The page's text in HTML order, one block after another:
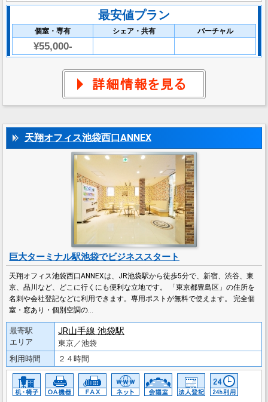
最安値プラン
個室・専有 シェア・共有 バーチャル
¥55,000-
天翔オフィス池袋西口ANNEX
巨大ターミナル駅池袋でビジネススタート
天翔オフィス池袋西口ANNEXは、JR池袋駅から徒歩5分で、新宿、渋谷、東
京、品川など、どこに行くにも便利な立地です。 「東京都豊島区」の住所を
名刺や会社登記などに利用できます。専用ポストが無料で使えます。 完全個
室・窓あり・個別空調の…
最寄駅
エリア
JR山手線 池袋駅
東京／池袋
利用時間
２４時間